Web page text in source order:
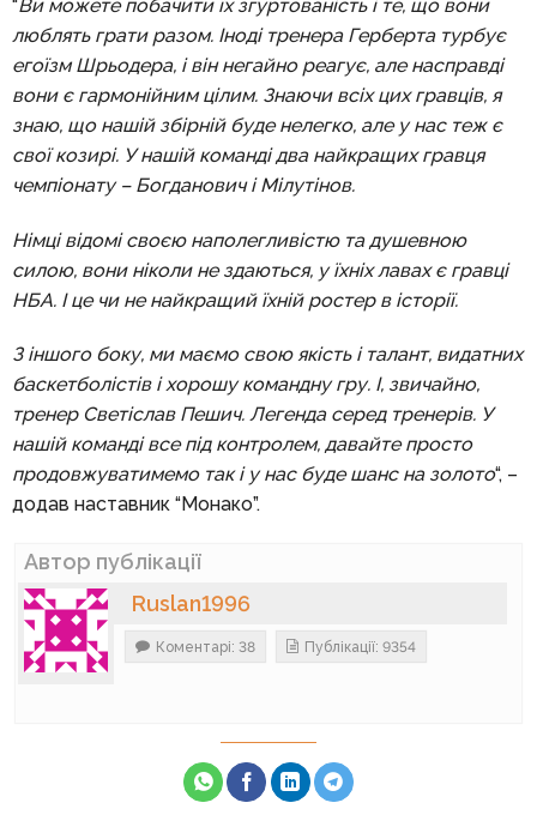
“Ви можете побачити їх згуртованість і те, що вони
люблять грати разом. Іноді тренера Герберта турбує
егоїзм Шрьодера, і він негайно реагує, але насправді
вони є гармонійним цілим. Знаючи всіх цих гравців, я
знаю, що нашій збірній буде нелегко, але у нас теж є
свої козирі. У нашій команді два найкращих гравця
чемпіонату – Богданович і Мілутінов.
Німці відомі своєю наполегливістю та душевною
силою, вони ніколи не здаються, у їхніх лавах є гравці
НБА. І це чи не найкращий їхній ростер в історії.
З іншого боку, ми маємо свою якість і талант, видатних
баскетболістів і хорошу командну гру. І, звичайно,
тренер Светіслав Пешич. Легенда серед тренерів. У
нашій команді все під контролем, давайте просто
продовжуватимемо так і у нас буде шанс на золото“, –
додав наставник “Монако”.
Автор публікації
Ruslan1996
Коментарі: 38 Публікації: 9354